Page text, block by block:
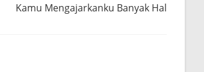
Kamu Mengajarkanku Banyak Hal